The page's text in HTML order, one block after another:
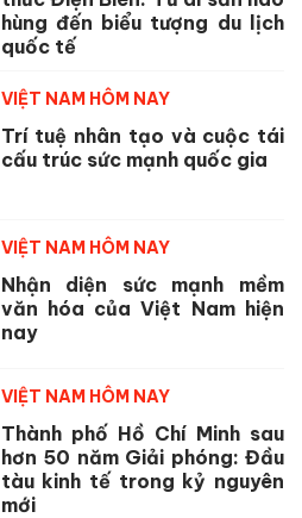
hùng đến biểu tượng du lịch
quốc tế
VIỆT NAM HÔM NAY
Trí tuệ nhân tạo và cuộc tái
cấu trúc sức mạnh quốc gia
VIỆT NAM HÔM NAY
Nhận diện sức mạnh mềm
văn hóa của Việt Nam hiện
nay
VIỆT NAM HÔM NAY
Thành phố Hồ Chí Minh sau
hơn 50 năm Giải phóng: Đầu
tàu kinh tế trong kỷ nguyên
mới